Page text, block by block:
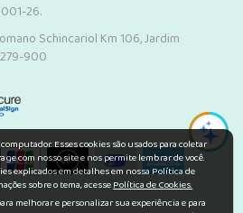
26.
Schincariol Km 106, Jardim
900
Esses cookies são usados para coletar
com nosso site e nos permite lembrar de você.
explicados em detalhes em nossa Política de
sobre o tema, acessePolítica de Cookies.
melhorar e personalizar sua experiência e para